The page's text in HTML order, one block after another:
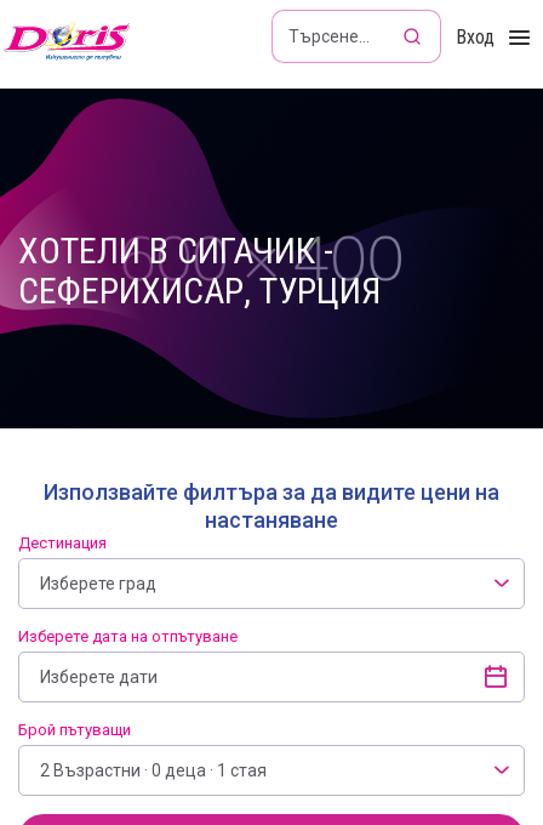
Doris - Изкушението да пътуваш Вход
ХОТЕЛИ В СИГАЧИК -
СЕФЕРИХИСАР, ТУРЦИЯ
Използвайте филтъра за да видите цени на
настаняване
Дестинация
Изберете град
Изберете дата на отпътуване
Брой пътуващи
2 Възрастни · 0 деца · 1 стая